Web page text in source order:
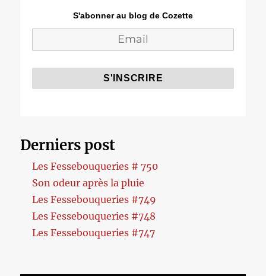
S'abonner au blog de Cozette
Derniers post
Les Fessebouqueries # 750
Son odeur après la pluie
Les Fessebouqueries #749
Les Fessebouqueries #748
Les Fessebouqueries #747